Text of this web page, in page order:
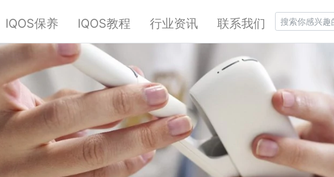
IQOS保养 IQOS教程 行业资讯 联系我们